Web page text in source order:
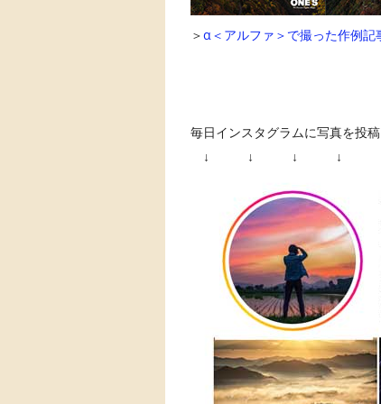
＞α＜アルファ＞で撮った作例記
毎日インスタグラムに写真を投
↓ ↓ ↓ ↓